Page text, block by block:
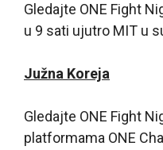
Gledajte ONE Fight
u 9 sati ujutro MIT u
Južna Koreja
Gledajte ONE Fight
platformama ONE